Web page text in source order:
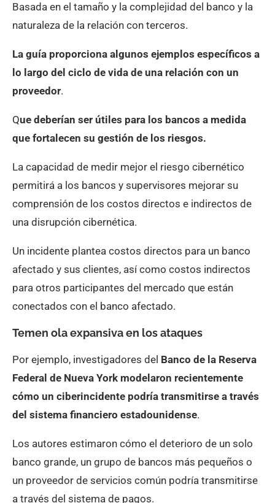
Basada en el tamaño y la complejidad del banco y la
naturaleza de la relación con terceros.
La guía proporciona algunos ejemplos específicos a
lo largo del ciclo de vida de una relación con un
proveedor.
Que deberían ser útiles para los bancos a medida
que fortalecen su gestión de los riesgos.
La capacidad de medir mejor el riesgo cibernético
permitirá a los bancos y supervisores mejorar su
comprensión de los costos directos e indirectos de
una disrupción cibernética.
Un incidente plantea costos directos para un banco
afectado y sus clientes, así como costos indirectos
para otros participantes del mercado que están
conectados con el banco afectado.
Temen ola expansiva en los ataques
Por ejemplo, investigadores del Banco de la Reserva
Federal de Nueva York modelaron recientemente
cómo un ciberincidente podría transmitirse a través
del sistema financiero estadounidense.
Los autores estimaron cómo el deterioro de un solo
banco grande, un grupo de bancos más pequeños o
un proveedor de servicios común podría transmitirse
a través del sistema de pagos.